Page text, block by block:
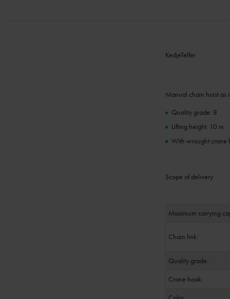
KedjeTelfer
Manual chain hoist as
Quality grade: 8
Lifting height: 10 m
With wrought crane
Scope of delivery
Maximum carrying
Chain link:
Quality grade:
Crane hook: